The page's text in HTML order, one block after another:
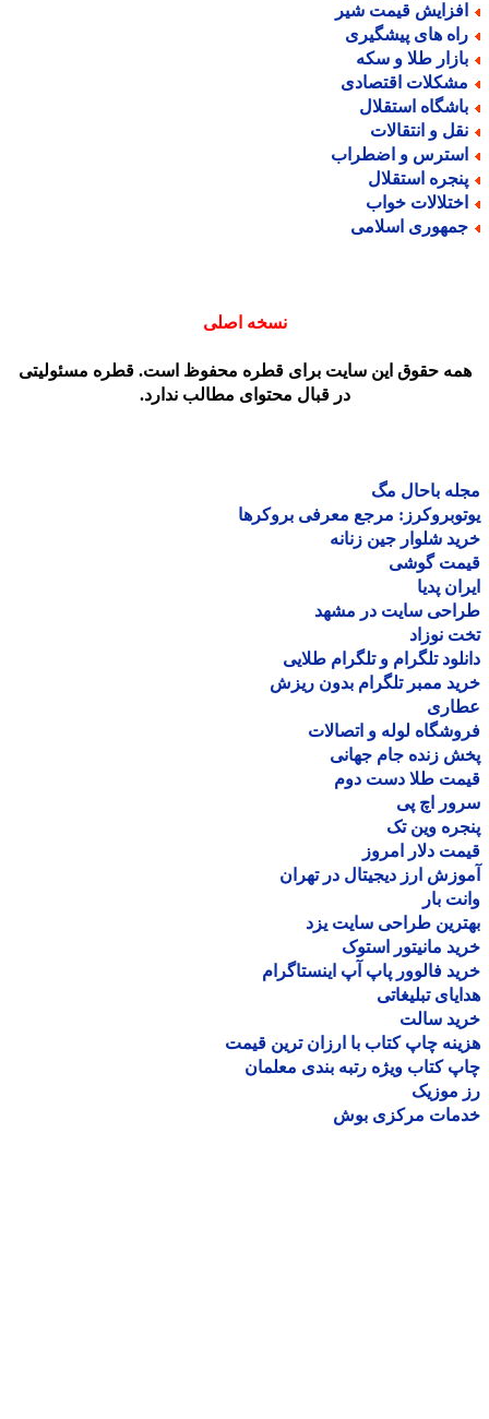
قیمت شیر
های پیشگیری
طلا و سکه
اقتصادی
استقلال
و انتقالات
و اضطراب
استقلال
خواب
اسلامی
نسخه اصلی
حقوق این سایت برای قطره محفوظ است. قطره مسئولیتی
در قبال محتوای مطالب ندارد.
باحال مگ
مرجع معرفی بروکرها
شلوار جین زنانه
گوشی
پدیا
سایت در مشهد
نوزاد
تلگرام و تلگرام طلایی
ممبر تلگرام بدون ریزش
لوله و اتصالات
زنده جام جهانی
طلا دست دوم
اچ پی
وین تک
دلار امروز
ارز دیجیتال در تهران
بار
طراحی سایت یزد
مانیتور استوک
فالوور پاپ آپ اینستاگرام
تبلیغاتی
سالت
چاپ کتاب با ارزان ترین قیمت
کتاب ویژه رتبه بندی معلمان
موزیک
مرکزی بوش